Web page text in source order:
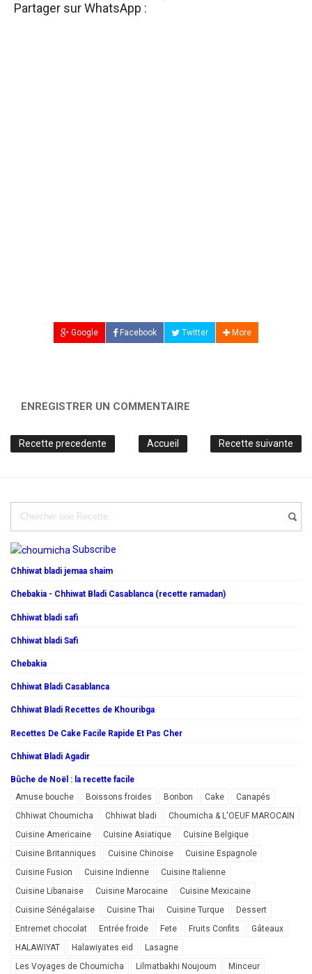
Partager sur WhatsApp :
Google Facebook Twitter More
ENREGISTRER UN COMMENTAIRE
Recette precedente Recette suivante
Accueil
Subscribe
Chhiwat bladi jemaa shaim
Chebakia - Chhiwat Bladi Casablanca (recette ramadan)
Chhiwat bladi safi
Chhiwat bladi Safi
Chebakia
Chhiwat Bladi Casablanca
Chhiwat Bladi Recettes de Khouribga
Recettes De Cake Facile Rapide Et Pas Cher
Chhiwat Bladi Agadir
Bûche de Noël : la recette facile
Amuse bouche
Boissons froides Bonbon Cake
Canapés
Chhiwat Choumicha
Chhiwat bladi
Choumicha & L'OEUF MAROCAIN
Cuisine Americaine
Cuisine Asiatique
Cuisine Belgique
Cuisine Britanniques
Cuisine Chinoise
Cuisine Espagnole
Cuisine Fusion
Cuisine Indienne
Cuisine Italienne
Cuisine Libanaise
Cuisine Marocaine
Cuisine Mexicaine
Cuisine Sénégalaise
Cuisine Thai Cuisine Turque
Dessert
Entremet chocolat
Entrée froide Fete Fruits Confits
Gâteaux
HALAWIYAT
Halawiyates eid
Lasagne
Les Voyages de Choumicha
Lilmatbakhi Noujoum Minceur